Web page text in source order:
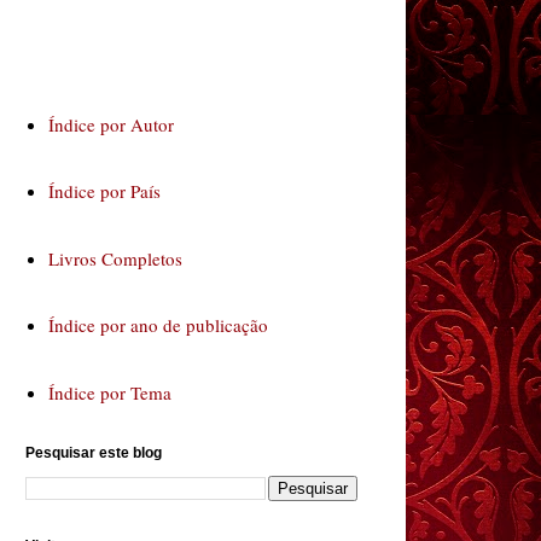
Índice por Autor
Índice por País
Livros Completos
Índice por ano de publicação
Índice por Tema
Pesquisar este blog